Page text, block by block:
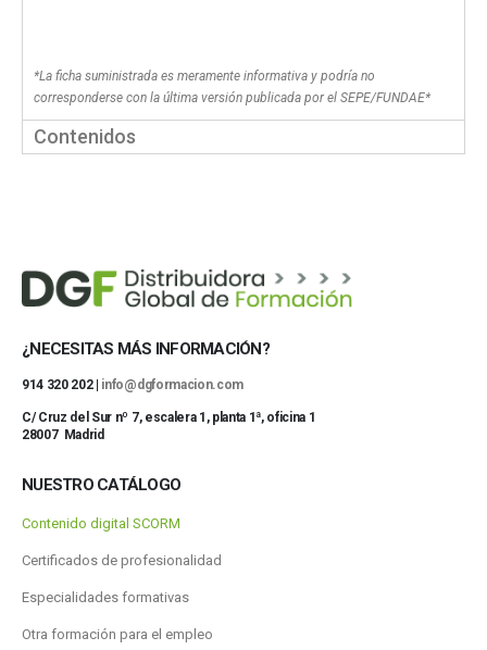
*La ficha suministrada es meramente informativa y podría no
corresponderse con la última versión publicada por el SEPE/FUNDAE*
Contenidos
¿NECESITAS MÁS INFORMACIÓN?
914 320 202 | info@dgformacion.com
C/ Cruz del Sur nº 7, escalera 1, planta 1ª, oficina 1
28007 Madrid
NUESTRO CATÁLOGO
Contenido digital SCORM
Certificados de profesionalidad
Especialidades formativas
Otra formación para el empleo